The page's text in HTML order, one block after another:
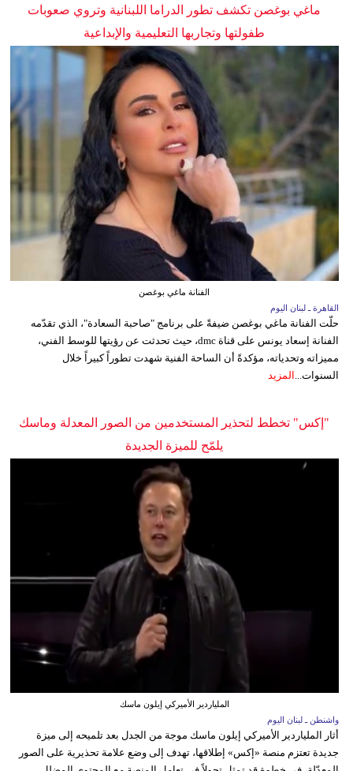
ماغي بوغصن تكشف تطور الدراما اللبنانية وتروي صعوبات
طفولتها وتجاربها التعليمية والإبداعية
الفنانة ماغي بوغصن
القاهرة ـ لبنان اليوم
حلّت الفنانة ماغي بوغصن ضيفةً على برنامج "صاحبة السعادة"، الذي تقدّمه
الفنانة إسعاد يونس على قناة dmc، حيث تحدثت عن رؤيتها للوسط الفني،
مميزاته وتحدياته، مؤكدةً أن الساحة الفنية شهدت تطوراً كبيراً خلال
السنوات... المزيد
"إكس" تخطط لتحذير المستخدمين من الصور المعدلة وماسك
يلمّح للميزة الجديدة
الملياردير الأميركي إيلون ماسك
واشنطن ـ لبنان اليوم
أثار الملياردير الأميركي إيلون ماسك موجة من الجدل بعد تلميحه إلى ميزة
جديدة تعتزم منصة «إكس» إطلاقها، تهدف إلى وضع علامة تحذيرية على الصور